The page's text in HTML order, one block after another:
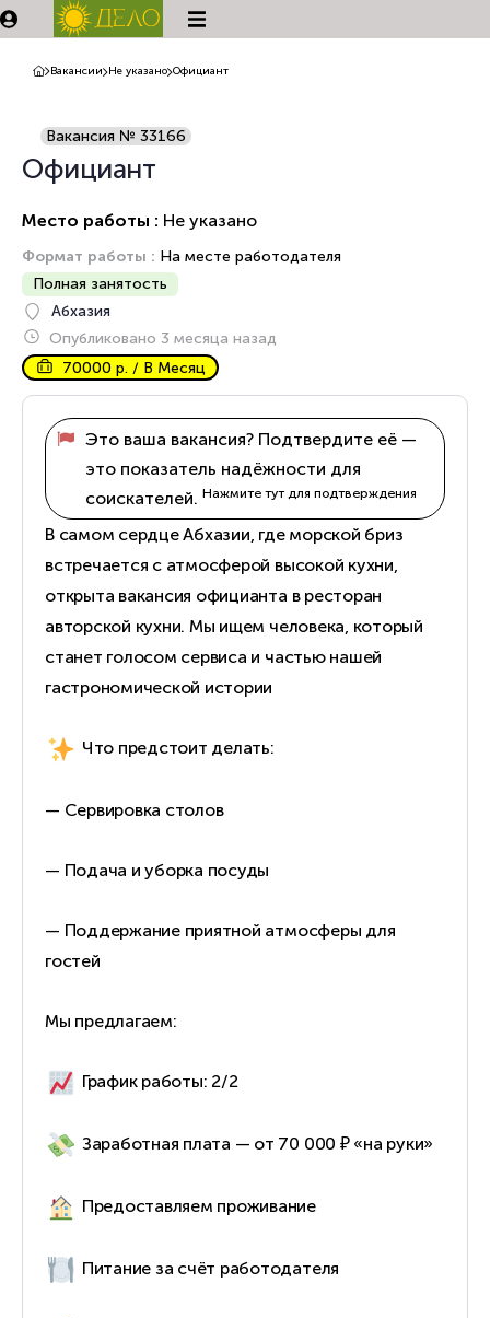
Вакансии Не указано Официант
Официант
Место работы : Не указано
Формат работы : На месте работодателя
Полная занятость
Абхазия
Опубликовано 3 месяца назад
70000 р. / В Месяц
Вакансия № 33166
Это ваша вакансия? Подтвердите её —
это показатель надёжности для
соискателей. Нажмите тут для подтверждения
В самом сердце Абхазии, где морской бриз
встречается с атмосферой высокой кухни,
открыта вакансия официанта в ресторан
авторской кухни. Мы ищем человека, который
станет голосом сервиса и частью нашей
гастрономической истории
Что предстоит делать:
— Сервировка столов
— Подача и уборка посуды
— Поддержание приятной атмосферы для
гостей
Мы предлагаем:
График работы: 2/2
Заработная плата — от 70 000 ₽ «на руки»
Предоставляем проживание
Питание за счёт работодателя